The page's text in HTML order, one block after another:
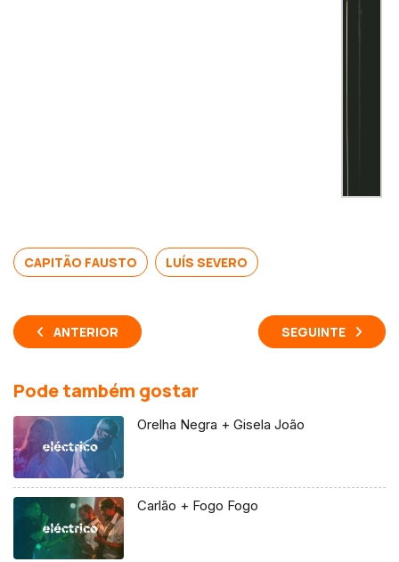
CAPITÃO FAUSTO LUÍS SEVERO
ANTERIOR SEGUINTE
Pode também gostar
Orelha Negra + Gisela João
Carlão + Fogo Fogo